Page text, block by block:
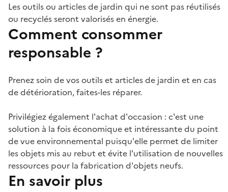
Les outils ou articles de jardin qui ne sont pas réutilisés
ou recyclés seront valorisés en énergie.
Comment consommer
responsable ?
Prenez soin de vos outils et articles de jardin et en cas
de détérioration, faites-les réparer.
Privilégiez également l'achat d'occasion : c'est une
solution à la fois économique et intéressante du point
de vue environnemental puisqu'elle permet de limiter
les objets mis au rebut et évite l'utilisation de nouvelles
ressources pour la fabrication d'objets neufs.
En savoir plus